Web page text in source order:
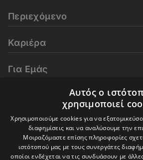
Περιεχόμενο
Καριέρα
Για Εμάς
E-Learning
Αυτός ο
χρησιμοποιεί
Χρησιμοποιούμε cookies για να
διαφημίσεις και να αναλύσουμε την
Μοιραζόμαστε επίσης πληροφορίες
ιστότοπού μας με τους συνεργάτες
οποίοι ενδέχεται να τις συνδυάσουν με